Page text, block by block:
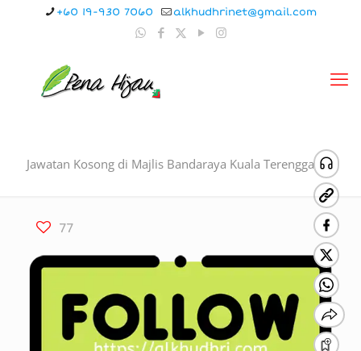
+60 19-930 7060 alkhudhrinet@gmail.com
Jawatan Kosong di Majlis Bandaraya Kuala Terengganu
77